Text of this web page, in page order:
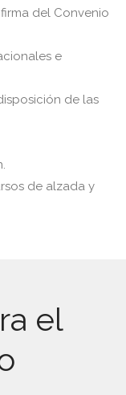
del Convenio
e
de las
de alzada y
el